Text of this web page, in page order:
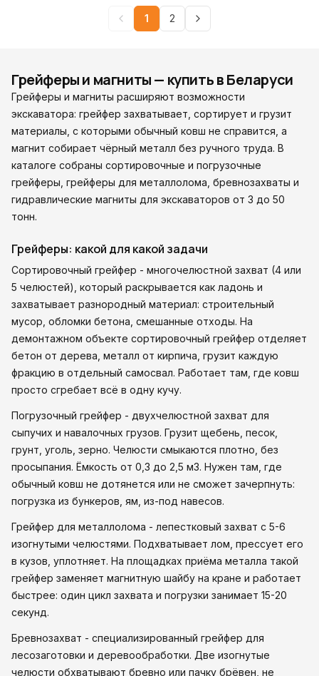
1 2
Грейферы и магниты — купить в Беларуси
Грейферы и магниты расширяют возможности
экскаватора: грейфер захватывает, сортирует и грузит
материалы, с которыми обычный ковш не справится, а
магнит собирает чёрный металл без ручного труда. В
каталоге собраны сортировочные и погрузочные
грейферы, грейферы для металлолома, бревнозахваты и
гидравлические магниты для экскаваторов от 3 до 50
тонн.
Грейферы: какой для какой задачи
Сортировочный грейфер - многочелюстной захват (4 или
5 челюстей), который раскрывается как ладонь и
захватывает разнородный материал: строительный
мусор, обломки бетона, смешанные отходы. На
демонтажном объекте сортировочный грейфер отделяет
бетон от дерева, металл от кирпича, грузит каждую
фракцию в отдельный самосвал. Работает там, где ковш
просто сгребает всё в одну кучу.
Погрузочный грейфер - двухчелюстной захват для
сыпучих и навалочных грузов. Грузит щебень, песок,
грунт, уголь, зерно. Челюсти смыкаются плотно, без
просыпания. Ёмкость от 0,3 до 2,5 м3. Нужен там, где
обычный ковш не дотянется или не сможет зачерпнуть:
погрузка из бункеров, ям, из-под навесов.
Грейфер для металлолома - лепестковый захват с 5-6
изогнутыми челюстями. Подхватывает лом, прессует его
в кузов, уплотняет. На площадках приёма металла такой
грейфер заменяет магнитную шайбу на кране и работает
быстрее: один цикл захвата и погрузки занимает 15-20
секунд.
Бревнозахват - специализированный грейфер для
лесозаготовки и деревообработки. Две изогнутые
челюсти обхватывают бревно или пачку брёвен, не